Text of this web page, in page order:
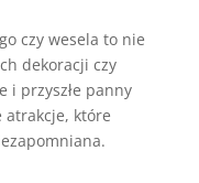
czy wesela to nie
dekoracji czy
i przyszłe panny
atrakcje, które